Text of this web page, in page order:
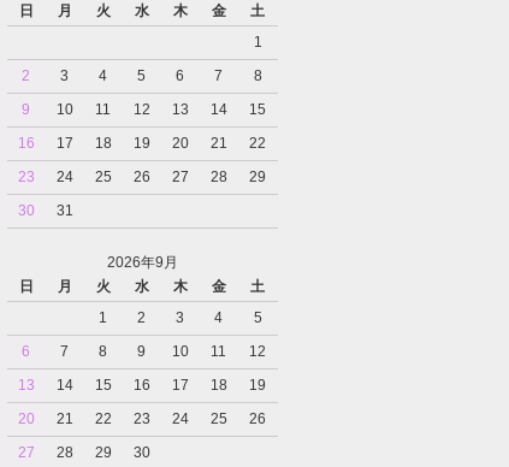
日
月 火 水 木 金
土
1
2
3 4 5 6 7
8
9
10 11 12 13 14
15
16
17 18 19 20 21
22
23
24 25 26 27 28
29
30
31
2026年9月
日
月 火 水 木 金
土
1
2 3 4
5
6
7 8 9 10 11
12
13
14 15 16 17 18
19
20
21 22 23 24 25
26
27
28 29 30